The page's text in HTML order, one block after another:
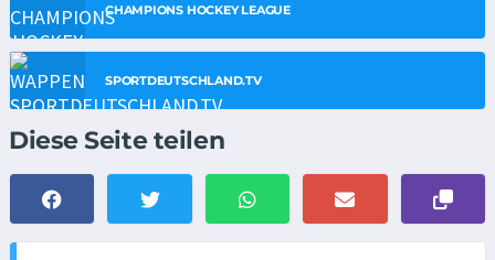
CHAMPIONS HOCKEY LEAGUE
SPORTDEUTSCHLAND.TV
Diese Seite teilen